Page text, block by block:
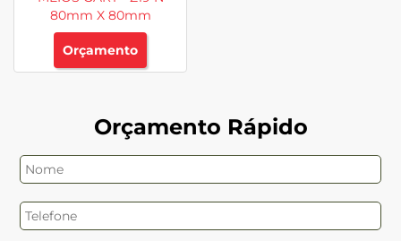
80mm X 80mm
Orçamento
Orçamento Rápido